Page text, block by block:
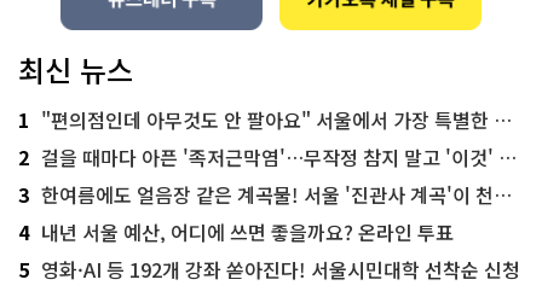
최신 뉴스
1 "편의점인데 아무것도 안 팔아요" 서울에서 가장 특별한 편의점의 정체
2 걸을 때마다 아픈 '족저근막염'…무작정 참지 말고 '이것' 해보세요!
3 한여름에도 얼음장 같은 계곡물! 서울 '진관사 계곡'이 천국이네~
4 내년 서울 예산, 어디에 쓰면 좋을까요? 온라인 투표
5 영화·AI 등 192개 강좌 쏟아진다! 서울시민대학 선착순 신청